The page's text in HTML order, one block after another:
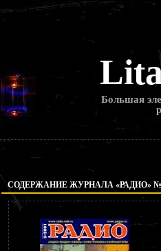
Большая
СОДЕРЖАНИЕ ЖУРНАЛА «РАДИО» №